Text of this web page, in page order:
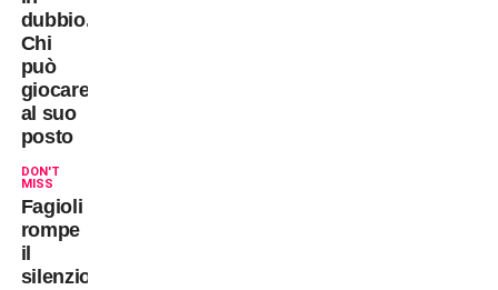
dubbio.
Chi
può
giocare
al suo
posto
DON'T
MISS
Fagioli
rompe
il
silenzio